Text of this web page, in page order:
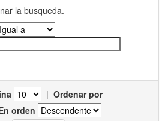
la busqueda.
| Ordenar por
orden